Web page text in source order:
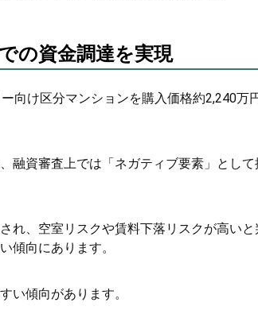
の資金調達を実現
向け区分マンションを購入価格約2,240万
融資審査上では「ネガティブ要素」として
れ、空室リスクや賃料下落リスクが高いと
傾向にあります。
い傾向があります。